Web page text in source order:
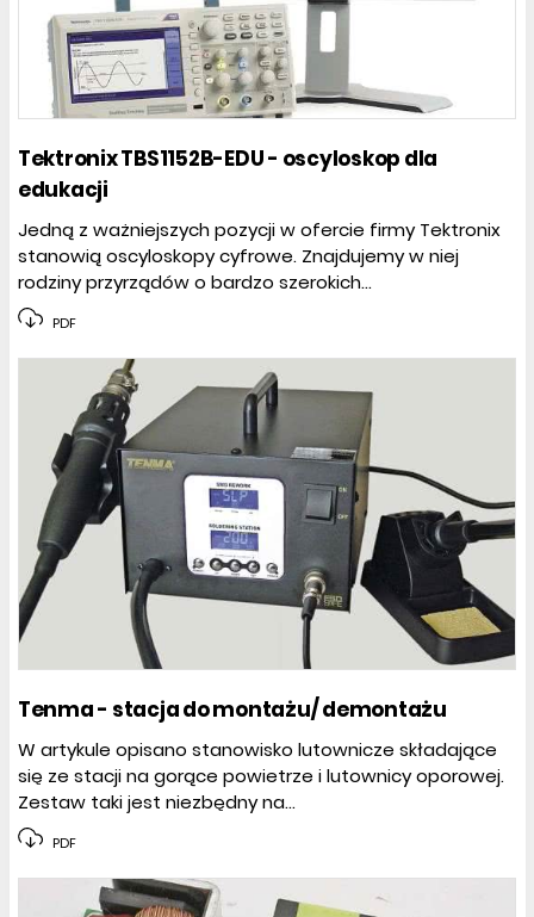
Tektronix TBS1152B-EDU - oscyloskop dla
edukacji
Jedną z ważniejszych pozycji w ofercie firmy Tektronix
stanowią oscyloskopy cyfrowe. Znajdujemy w niej
rodziny przyrządów o bardzo szerokich...
PDF
Tenma - stacja do montażu/ demontażu
W artykule opisano stanowisko lutownicze składające
się ze stacji na gorące powietrze i lutownicy oporowej.
Zestaw taki jest niezbędny na...
PDF